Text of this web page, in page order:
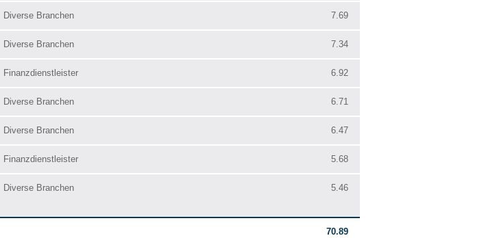
Diverse Branchen 7.69
Diverse Branchen 7.34
Finanzdienstleister 6.92
Diverse Branchen 6.71
Diverse Branchen 6.47
Finanzdienstleister 5.68
Diverse Branchen 5.46
70.89